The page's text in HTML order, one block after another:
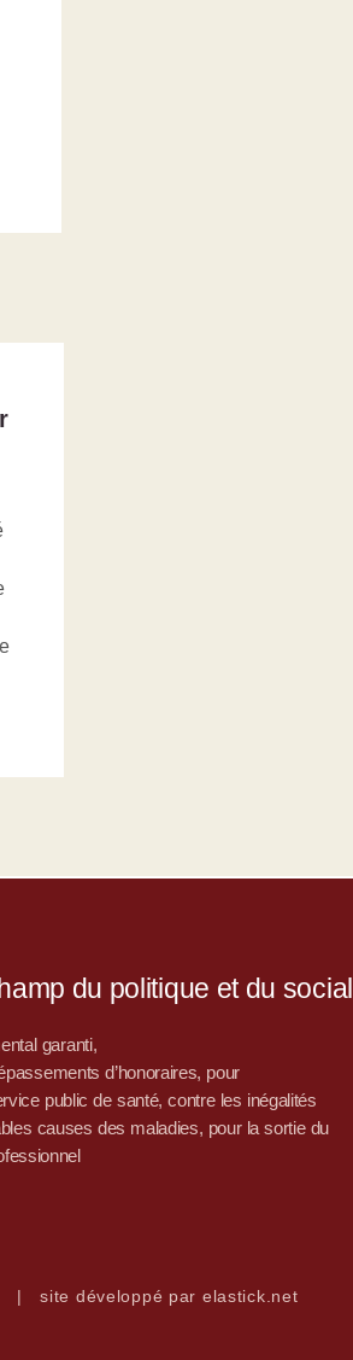
du politique et du social
garanti,
d’honoraires, pour
public de santé, contre les inégalités
causes des maladies, pour la sortie du
| site développé par elastick.net